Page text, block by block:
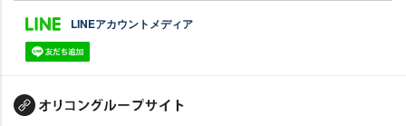
LINEアカウントメディア